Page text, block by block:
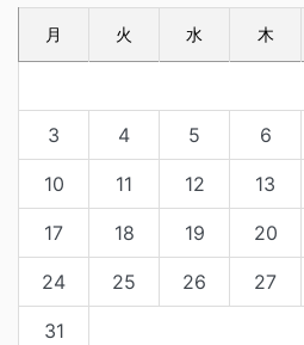
月 火 水 木
3 4 5 6
10 11 12 13
17 18 19 20
24 25 26 27
31